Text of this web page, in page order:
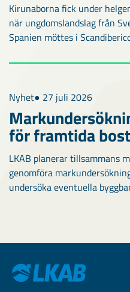
Kirunaborna fick under
när ungdomslandslag från
Spanien möttes i
Nyhet● 27 juli 2026
för framtida
LKAB planerar tillsammans
genomföra
undersöka eventuella